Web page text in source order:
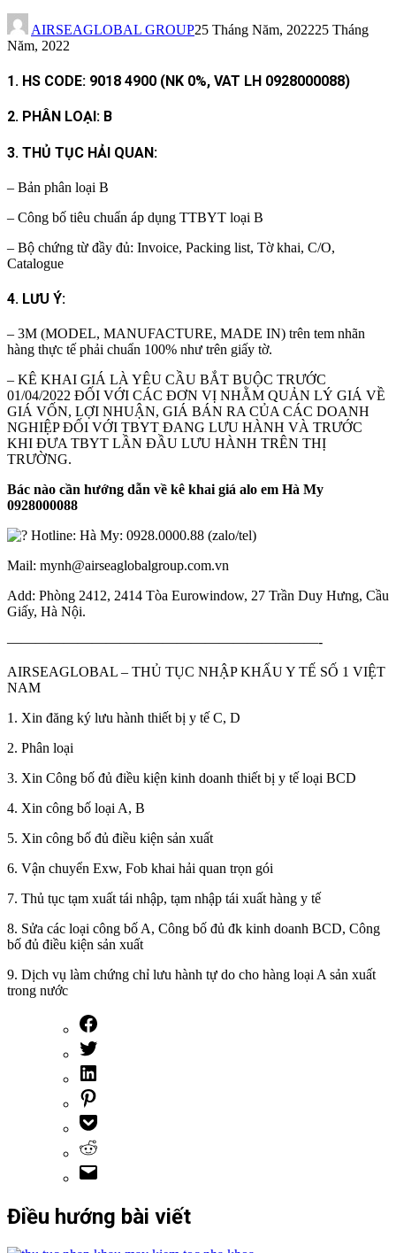
AIRSEAGLOBAL GROUP25 Tháng Năm, 202225 Tháng
Năm, 2022
1. HS CODE: 9018 4900 (NK 0%, VAT LH 0928000088)
2. PHÂN LOẠI: B
3. THỦ TỤC HẢI QUAN:
– Bản phân loại B
– Công bố tiêu chuẩn áp dụng TTBYT loại B
– Bộ chứng từ đầy đủ: Invoice, Packing list, Tờ khai, C/O,
Catalogue
4. LƯU Ý:
– 3M (MODEL, MANUFACTURE, MADE IN) trên tem nhãn
hàng thực tế phải chuẩn 100% như trên giấy tờ.
– KÊ KHAI GIÁ LÀ YÊU CẦU BẮT BUỘC TRƯỚC
01/04/2022 ĐỐI VỚI CÁC ĐƠN VỊ NHẰM QUẢN LÝ GIÁ VỀ
GIÁ VỐN, LỢI NHUẬN, GIÁ BÁN RA CỦA CÁC DOANH
NGHIỆP ĐỐI VỚI TBYT ĐANG LƯU HÀNH VÀ TRƯỚC
KHI ĐƯA TBYT LẦN ĐẦU LƯU HÀNH TRÊN THỊ
TRƯỜNG.
Bác nào cần hướng dẫn về kê khai giá alo em Hà My
0928000088
Hotline: Hà My: 0928.0000.88 (zalo/tel)
Mail: mynh@airseaglobalgroup.com.vn
Add: Phòng 2412, 2414 Tòa Eurowindow, 27 Trần Duy Hưng, Cầu
Giấy, Hà Nội.
——————————————————————-
AIRSEAGLOBAL – THỦ TỤC NHẬP KHẨU Y TẾ SỐ 1 VIỆT
NAM
1. Xin đăng ký lưu hành thiết bị y tế C, D
2. Phân loại
3. Xin Công bố đủ điều kiện kinh doanh thiết bị y tế loại BCD
4. Xin công bố loại A, B
5. Xin công bố đủ điều kiện sản xuất
6. Vận chuyển Exw, Fob khai hải quan trọn gói
7. Thủ tục tạm xuất tái nhập, tạm nhập tái xuất hàng y tế
8. Sửa các loại công bố A, Công bố đủ đk kinh doanh BCD, Công
bố đủ điều kiện sản xuất
9. Dịch vụ làm chứng chỉ lưu hành tự do cho hàng loại A sản xuất
trong nước
Điều hướng bài viết